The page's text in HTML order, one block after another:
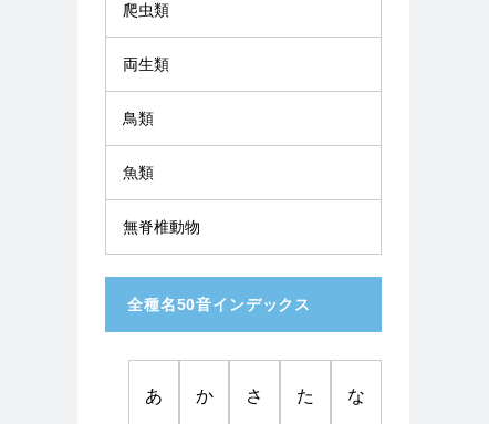
爬虫類
両生類
鳥類
魚類
無脊椎動物
全種名50音インデックス
あ か さ た な